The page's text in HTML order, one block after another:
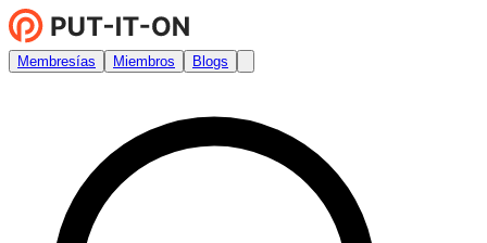
Membresías Miembros Blogs